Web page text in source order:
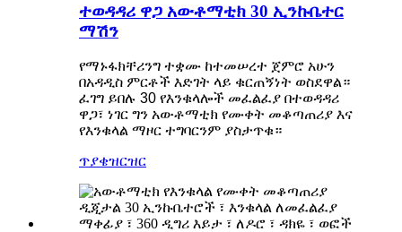
ተወዳዳሪ ዋጋ አውቶማቲክ 30 ኢንኩቤተር
ማሽን
የማኑፋክቸሪንግ ተቋሙ ከተመሠረተ ጀምሮ አሁን
በአዳዲስ ምርቶች እድገት ላይ ቁርጠኝነት ወስደዋል።
ፈገግ ይበሉ 30 የእንቁላሎች መፈልፈያ በተወዳዳሪ
ዋጋ፣ ነገር ግን አውቶማቲክ የሙቀት መቆጣጠሪያ እና
የእንቁላል ማዞር ተግባርንም ያስታጥቁ።
ጥያቄዝርዝር